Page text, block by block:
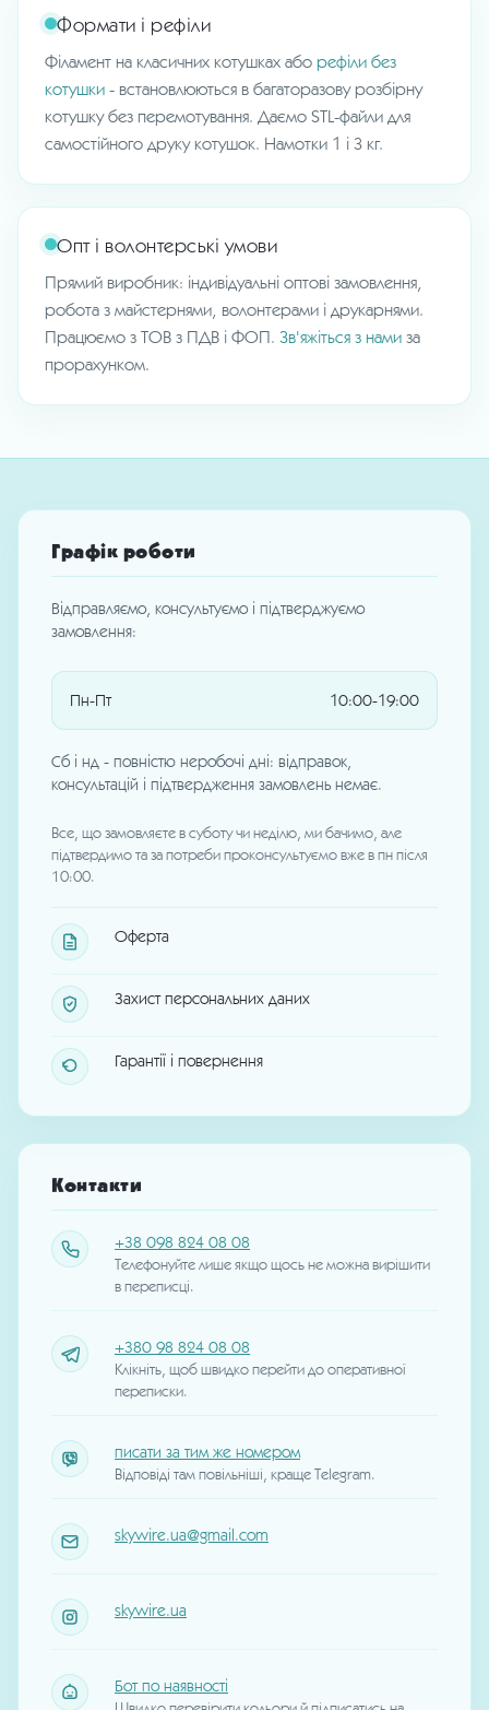
Формати і рефіли
Філамент на класичних котушках або рефіли без
котушки - встановлюються в багаторазову розбірну
котушку без перемотування. Даємо STL-файли для
самостійного друку котушок. Намотки 1 і 3 кг.
Опт і волонтерські умови
Прямий виробник: індивідуальні оптові замовлення,
робота з майстернями, волонтерами і друкарнями.
Працюємо з ТОВ з ПДВ і ФОП. Зв'яжіться з нами за
прорахунком.
Графік роботи
Відправляємо, консультуємо і підтверджуємо
замовлення:
Пн-Пт 10:00-19:00
Сб і нд - повністю неробочі дні: відправок,
консультацій і підтвердження замовлень немає.
Все, що замовляєте в суботу чи неділю, ми бачимо, але
підтвердимо та за потреби проконсультуємо вже в пн після
10:00.
Оферта
Захист персональних даних
Гарантії і повернення
Контакти
+38 098 824 08 08
Телефонуйте лише якщо щось не можна вирішити
в переписці.
+380 98 824 08 08
Клікніть, щоб швидко перейти до оперативної
переписки.
писати за тим же номером
Відповіді там повільніші, краще Telegram.
skywire.ua@gmail.com
skywire.ua
Бот по наявності